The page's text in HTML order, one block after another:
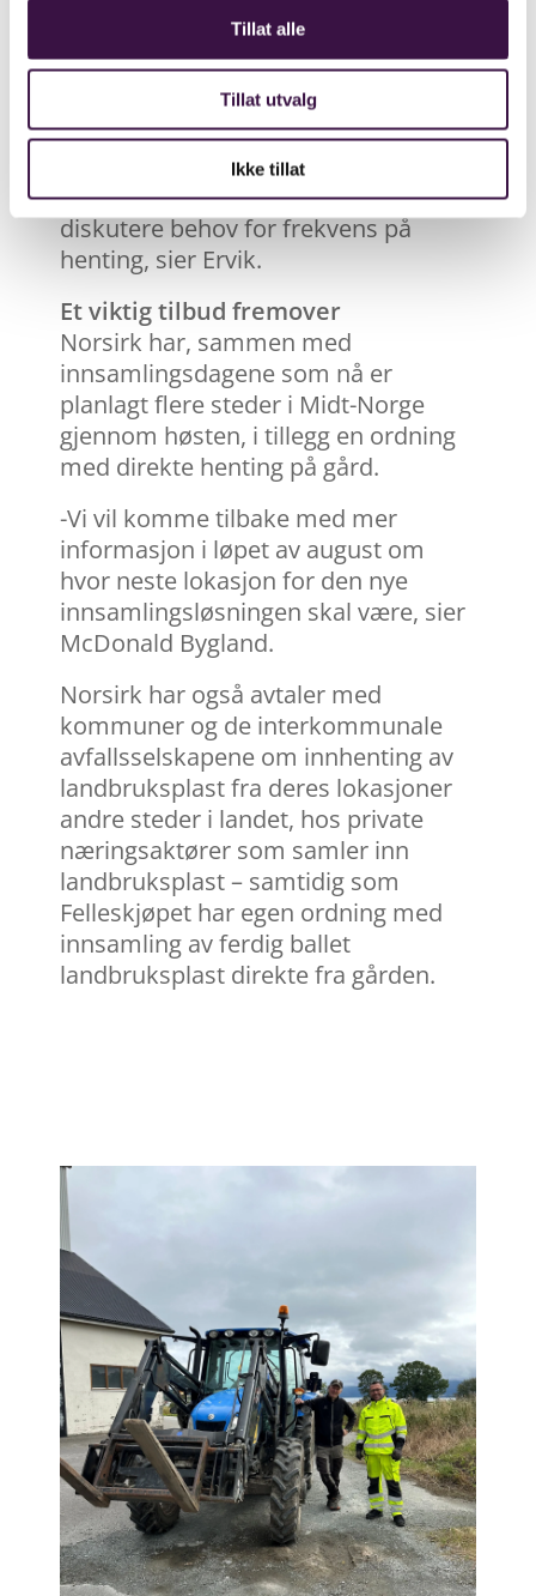
Tillat alle
Tillat utvalg
Ikke tillat
Norsirk håper på tett og god dialog
med de forskjellige lokale
- Det er helt avgjørende for å sikre
både god informasjonsflyt om
innsamlingsdagene – samt å
diskutere behov for frekvens på
henting, sier Ervik.
Et viktig tilbud fremover
Norsirk har, sammen med
innsamlingsdagene som nå er
planlagt flere steder i Midt-Norge
gjennom høsten, i tillegg en ordning
med direkte henting på gård.
-Vi vil komme tilbake med mer
informasjon i løpet av august om
hvor neste lokasjon for den nye
innsamlingsløsningen skal være, sier
McDonald Bygland.
Norsirk har også avtaler med
kommuner og de interkommunale
avfallsselskapene om innhenting av
landbruksplast fra deres lokasjoner
andre steder i landet, hos private
næringsaktører som samler inn
landbruksplast – samtidig som
Felleskjøpet har egen ordning med
innsamling av ferdig ballet
landbruksplast direkte fra gården.